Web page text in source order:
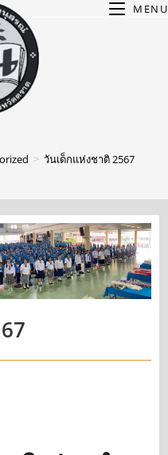
MENU
> วันเด็กแห่งชาติ 2567